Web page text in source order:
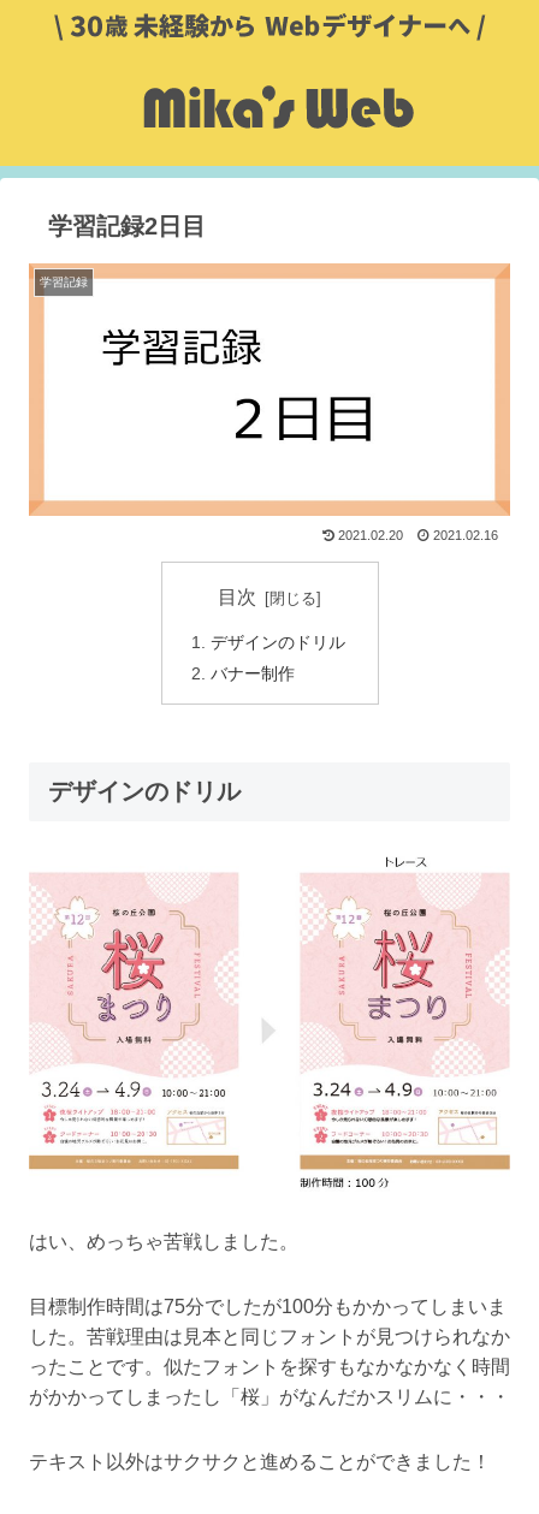
学習記録2日目
学習記録
2021.02.20 2021.02.16
目次
デザインのドリル
バナー制作
デザインのドリル
はい、めっちゃ苦戦しました。
目標制作時間は75分でしたが100分もかかってしまいま
した。苦戦理由は見本と同じフォントが見つけられなか
ったことです。似たフォントを探すもなかなかなく時間
がかかってしまったし「桜」がなんだかスリムに・・・
テキスト以外はサクサクと進めることができました！